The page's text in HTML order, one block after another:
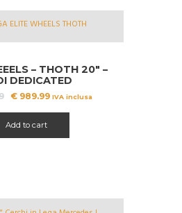
– THOTH 20″ –
DEDICATED
Il
era:
€ 1099.99.
€989.99Il
€ 989.99.
IVA inclusa
Add to cart